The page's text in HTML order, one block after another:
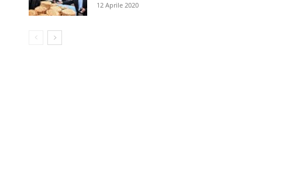
12 Aprile 2020